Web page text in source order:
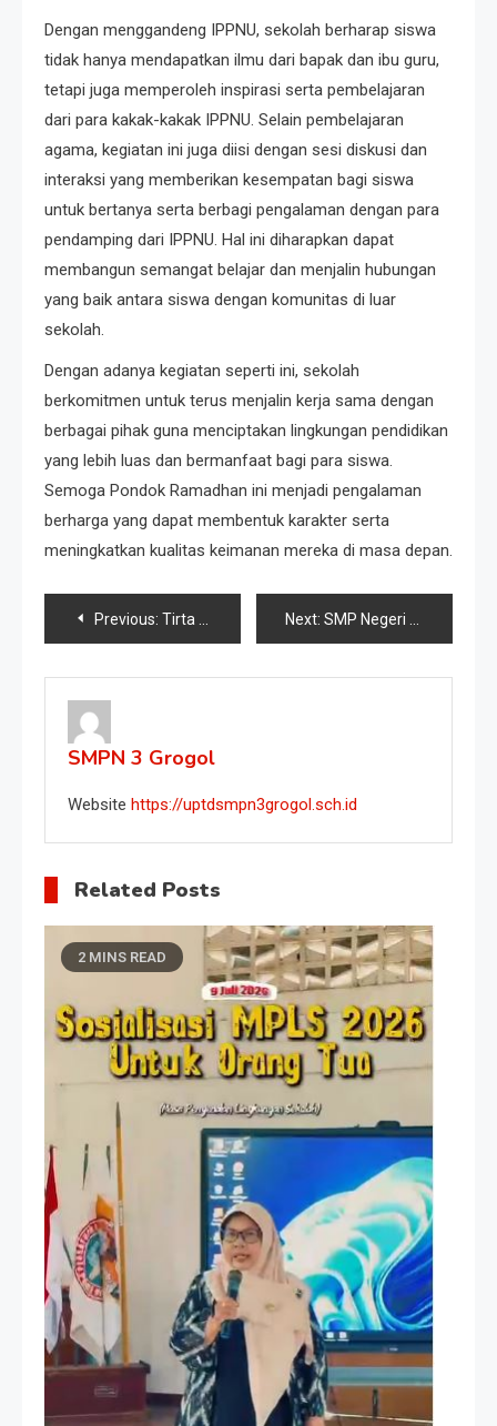
Dengan menggandeng IPPNU, sekolah berharap siswa
tidak hanya mendapatkan ilmu dari bapak dan ibu guru,
tetapi juga memperoleh inspirasi serta pembelajaran
dari para kakak-kakak IPPNU. Selain pembelajaran
agama, kegiatan ini juga diisi dengan sesi diskusi dan
interaksi yang memberikan kesempatan bagi siswa
untuk bertanya serta berbagi pengalaman dengan para
pendamping dari IPPNU. Hal ini diharapkan dapat
membangun semangat belajar dan menjalin hubungan
yang baik antara siswa dengan komunitas di luar
sekolah.
Dengan adanya kegiatan seperti ini, sekolah
berkomitmen untuk terus menjalin kerja sama dengan
berbagai pihak guna menciptakan lingkungan pendidikan
yang lebih luas dan bermanfaat bagi para siswa.
Semoga Pondok Ramadhan ini menjadi pengalaman
berharga yang dapat membentuk karakter serta
meningkatkan kualitas keimanan mereka di masa depan.
Previous: Tirta Yatra: Perjalanan Suci Menuju Kedamaian dan Kebijaksanaan Next: SMP Negeri 3 Grogol Implementasikan Dimensi P5 dalam Kegiatan Berbagi Zakat
SMPN 3 Grogol
Website https://uptdsmpn3grogol.sch.id
Related Posts
2 MINS READ